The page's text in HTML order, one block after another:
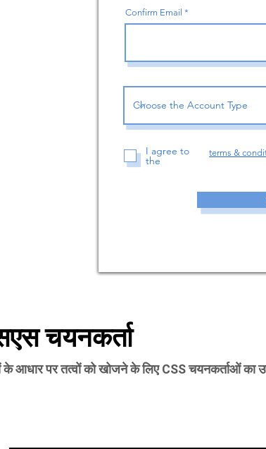
Confirm Email
I agree to
the
चयनकर्ता
के आधार पर तत्वों को खोजने के लिए CSS चयनकर्ताओं का